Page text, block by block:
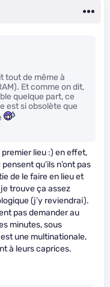
tout de même à
Et comme on dit,
quelque part, ce
est si obsolète que
lieu :) en effet,
qu’ils n’ont pas
de le faire en lieu et
trouve ça assez
(j’y reviendrai).
pas demander au
minutes, sous
une multinationale,
à leurs caprices.